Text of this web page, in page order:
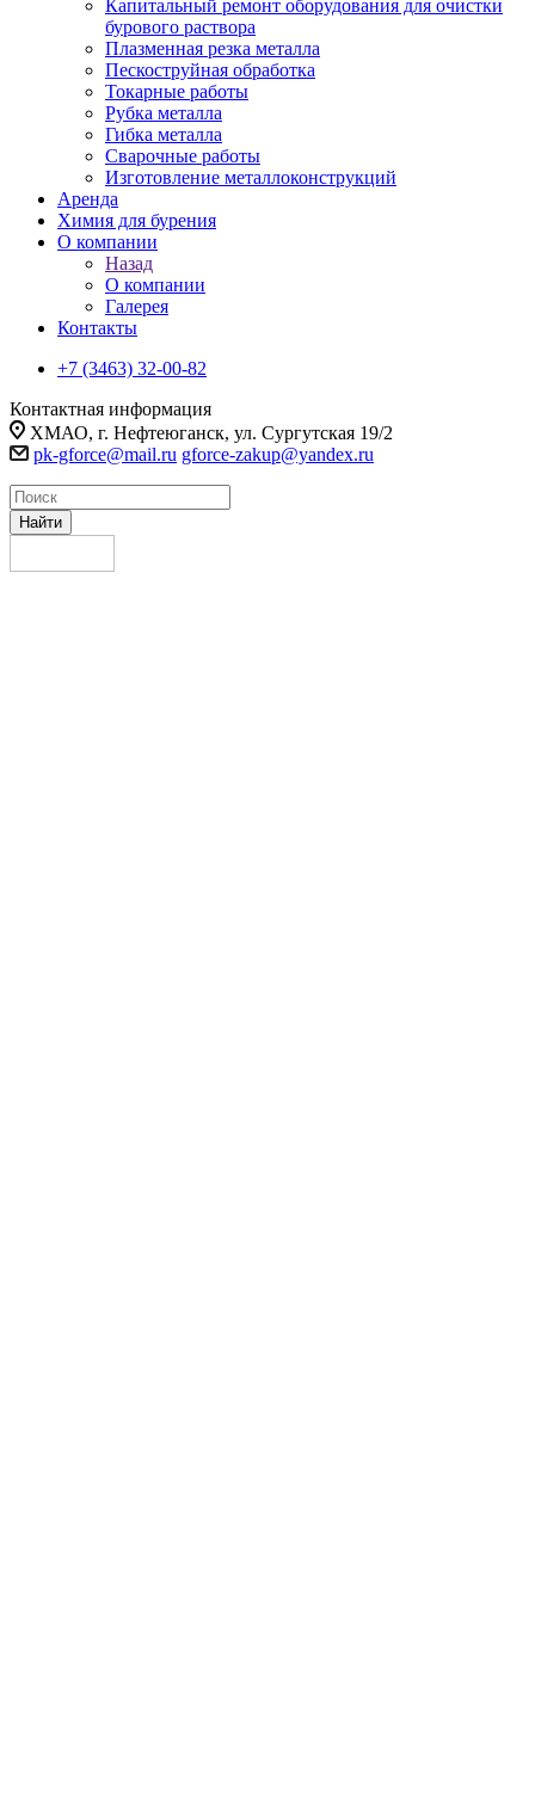
Капитальный ремонт оборудования для очистки
бурового раствора
Плазменная резка металла
Пескоструйная обработка
Токарные работы
Рубка металла
Гибка металла
Сварочные работы
Изготовление металлоконструкций
Аренда
Химия для бурения
О компании
Назад
О компании
Галерея
Контакты
+7 (3463) 32-00-82
Контактная информация
ХМАО, г. Нефтеюганск, ул. Сургутская 19/2
pk-gforce@mail.ru gforce-zakup@yandex.ru
Найти